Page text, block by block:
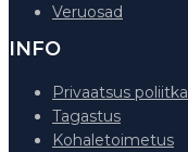
Veruosad
INFO
Privaatsus poliitka
Tagastus
Kohaletoimetus